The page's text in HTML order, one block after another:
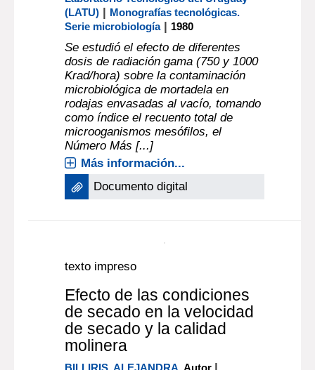
PIÑEIRO, MAYA, Autor ;MARCHELLI,
ESTEBAN, Autor ;DOVAT, ALFREDO
M.
, Autor|Montevideo [URUGUAY] :
Laboratorio Tecnológico del Uruguay
(LATU) | Monografías tecnológicas.
Serie microbiología | 1980
Se estudió el efecto de diferentes
dosis de radiación gama (750 y 1000
Krad/hora) sobre la contaminación
microbiológica de mortadela en
rodajas envasadas al vacío, tomando
como índice el recuento total de
microoganismos mesófilos, el
Número Más [...]
Más información...
Documento digital
texto impreso
Efecto de las condiciones